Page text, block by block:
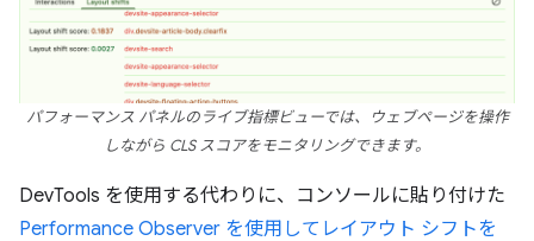
パフォーマンス パネルのライブ指標ビューでは、ウェブページを操作
しながら CLS スコアをモニタリングできます。
DevTools を使用する代わりに、コンソールに貼り付けた
Performance Observer を使用してレイアウト シフトを